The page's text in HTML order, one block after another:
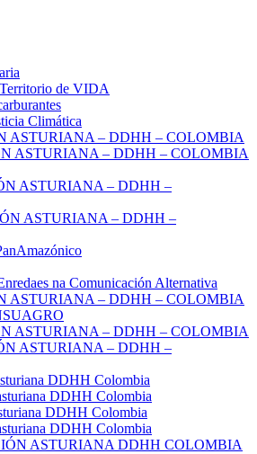
de VIDA
Climática
ASTURIANA – DDHH – COLOMBIA
ASTURIANA – DDHH – COLOMBIA
ASTURIANA – DDHH –
ASTURIANA – DDHH –
na Comunicación Alternativa
ASTURIANA – DDHH – COLOMBIA
ASTURIANA – DDHH – COLOMBIA
ASTURIANA – DDHH –
DDHH Colombia
DDHH Colombia
DDHH Colombia
DDHH Colombia
ASTURIANA DDHH COLOMBIA